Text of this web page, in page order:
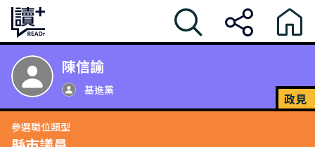
陳信諭
基進黨
政見
參選職位類型